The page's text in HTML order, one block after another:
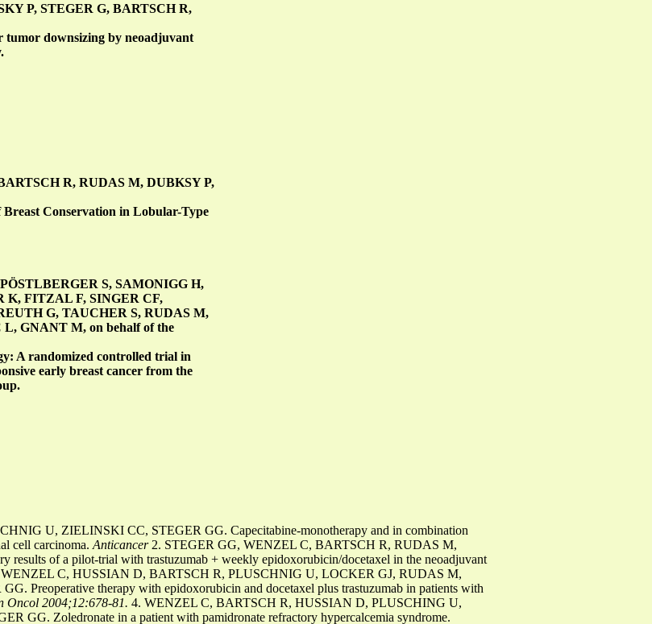
P, STEGER G, BARTSCH R,
tumor downsizing by neoadjuvant
R, RUDAS M, DUBKSY P,
Conservation in Lobular-Type
S, SAMONIGG H,
K, FITZAL F, SINGER CF,
G, TAUCHER S, RUDAS M,
GNANT M, on behalf of the
A randomized controlled trial in
early breast cancer from the
U, ZIELINSKI CC, STEGER GG. Capecitabine-monotherapy and in combination
cell carcinoma. Anticancer 2. STEGER GG, WENZEL C, BARTSCH R, RUDAS M,
of a pilot-trial with trastuzumab + weekly epidoxorubicin/docetaxel in the neoadjuvant
C, HUSSIAN D, BARTSCH R, PLUSCHNIG U, LOCKER GJ, RUDAS M,
Preoperative therapy with epidoxorubicin and docetaxel plus trastuzumab in patients with
Oncol 2004;12:678-81. 4. WENZEL C, BARTSCH R, HUSSIAN D, PLUSCHING U,
GG. Zoledronate in a patient with pamidronate refractory hypercalcemia syndrome.